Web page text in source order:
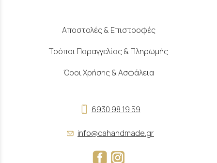
Αποστολές & Επιστροφές
Τρόποι Παραγγελίας & Πληρωμής
Όροι Χρήσης & Ασφάλεια
6930 98 19 59
info@cahandmade.gr